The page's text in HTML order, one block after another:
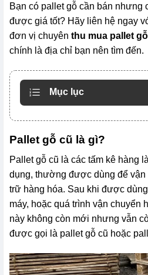
Bạn có pallet gỗ cần bán nhưng
được giá tốt? Hãy liên hệ ngay
đơn vị chuyên thu mua pallet
chính là địa chỉ bạn nên tìm đến.
Mục lục
Pallet gỗ cũ là gì?
Pallet gỗ cũ là các tấm kê hàng
dụng, thường được dùng để
trữ hàng hóa. Sau khi được
máy, hoặc quá trình vận chuyển
này không còn mới nhưng vẫn
được gọi là pallet gỗ cũ hoặc